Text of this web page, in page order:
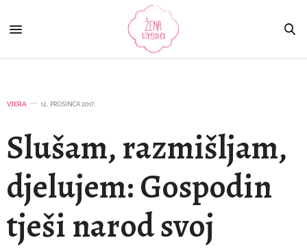
VJERA 12. PROSINCA 2017.
Slušam, razmišljam,
djelujem: Gospodin
tješi narod svoj